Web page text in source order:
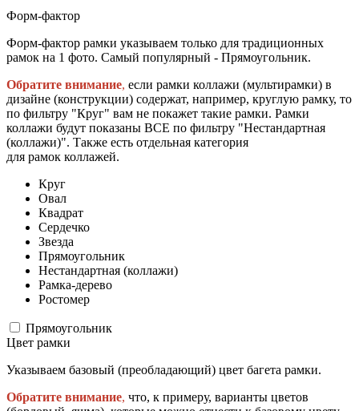
Форм-фактор
Форм-фактор рамки указываем только для традиционных
рамок на 1 фото. Самый популярный - Прямоугольник.
Обратите внимание, если рамки коллажи (мультирамки) в
дизайне (конструкции) содержат, например, круглую рамку, то
по фильтру "Круг" вам не покажет такие рамки. Рамки
коллажи будут показаны ВСЕ по фильтру "Нестандартная
(коллажи)". Также есть отдельная категория
для рамок коллажей.
Круг
Овал
Квадрат
Сердечко
Звезда
Прямоугольник
Нестандартная (коллажи)
Рамка-дерево
Ростомер
Прямоугольник
Цвет рамки
Указываем базовый (преобладающий) цвет багета рамки.
Обратите внимание, что, к примеру, варианты цветов